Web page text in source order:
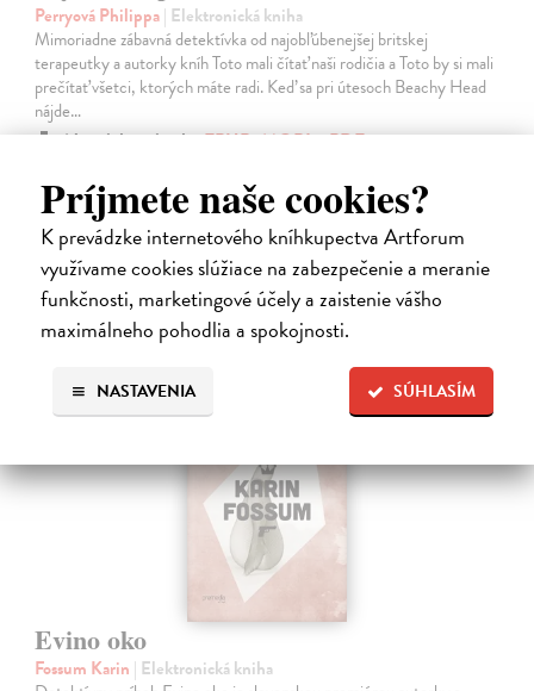
Príjmete naše cookies?
K prevádzke internetového kníhkupectva Artforum
využívame cookies slúžiace na zabezpečenie a meranie
funkčnosti, marketingové účely a zaistenie vášho
maximálneho pohodlia a spokojnosti.
SÚHLASÍM
NASTAVENIA
Perryová Philippa| Elektronická kniha
Mimoriadne zábavná detektívka od najobľúbenejšej britskej
terapeutky a autorky kníh Toto mali čítať naši rodičia a Toto by si mali
prečítať všetci, ktorých máte radi. Keď sa pri útesoch Beachy Head
nájde…
Na stiahnutie akoEPUB,MOBIaPDF
16,95 €
Evino oko
Fossum Karin | Elektronická kniha